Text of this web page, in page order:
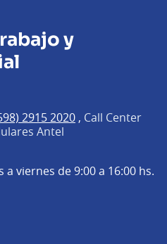
y
2915 2020 , Call Center
Antel
a viernes de 9:00 a 16:00 hs.